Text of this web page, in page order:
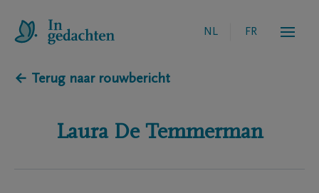
NL FR
← Terug naar rouwbericht
Laura De Temmerman